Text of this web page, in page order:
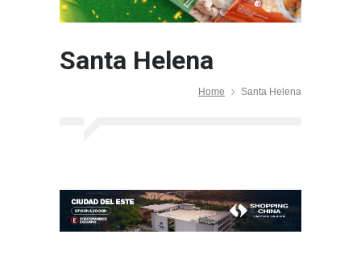
Santa Helena
Home Santa Helena